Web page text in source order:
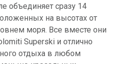
объединяет сразу 14
на высотах от
моря. Все вместе они
Superski и отлично
отдыха в любом